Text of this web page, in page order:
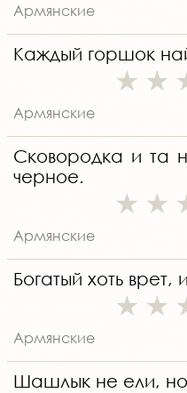
Армянские
Каждый горшок
Армянские
Сковородка и та
черное.
Армянские
Богатый хоть врет,
Армянские
Шашлык не ели,